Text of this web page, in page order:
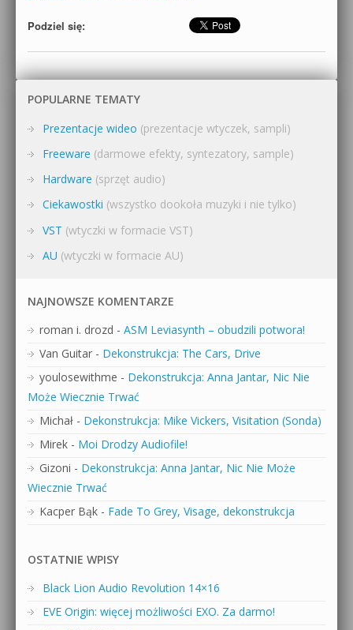
Podziel się:
POPULARNE TEMATY
Prezentacje wideo (prezentacje wtyczek, sampli)
Freeware (darmowe efekty, syntezatory, sample)
Hardware (sprzęt audio)
Ciekawostki (wszystko dookoła muzyki i nie tylko)
VST (wtyczki w formacie VST)
AU (wtyczki w formacie AU)
NAJNOWSZE KOMENTARZE
roman i. drozd - ASM Leviasynth – obudzili potwora!
Van Guitar - Dekonstrukcja: The Cars, Drive
youlosewithme - Dekonstrukcja: Anna Jantar, Nic Nie
Może Wiecznie Trwać
Michał - Dekonstrukcja: Mike Vickers, Visitation (Sonda)
Mirek - Moi Drodzy Audiofile!
Gizoni - Dekonstrukcja: Anna Jantar, Nic Nie Może
Wiecznie Trwać
Kacper Bąk - Fade To Grey, Visage, dekonstrukcja
OSTATNIE WPISY
Black Lion Audio Revolution 14×16
EVE Origin: więcej możliwości EXO. Za darmo!